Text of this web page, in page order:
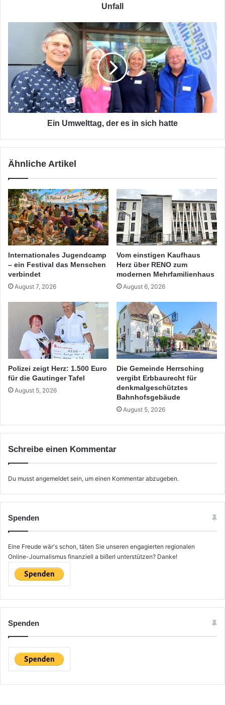
Unfall
sich
hatte
Ein Umwelttag, der es in sich hatte
Ähnliche Artikel
Internationales Jugendcamp
– ein Festival das Menschen
verbindet
August 7, 2026
Vom einstigen Kaufhaus
Herz über RENO zum
modernen Mehrfamilienhaus
August 6, 2026
Polizei zeigt Herz: 1.500 Euro
für die Gautinger Tafel
August 5, 2026
Die Gemeinde Herrsching
vergibt Erbbaurecht für
denkmalgeschütztes
Bahnhofsgebäude
August 5, 2026
Schreibe einen Kommentar
Du musst angemeldet sein, um einen Kommentar abzugeben.
Spenden
Eine Freude wär's schon, täten Sie unseren engagierten regionalen
Online-Journalismus finanziell a bißerl unterstützen? Danke!
Spenden